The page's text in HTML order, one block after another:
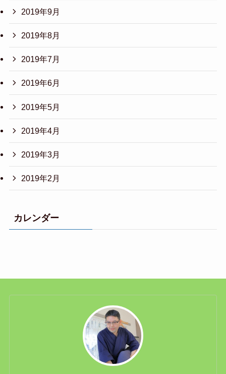
2019年9月
2019年8月
2019年7月
2019年6月
2019年5月
2019年4月
2019年3月
2019年2月
カレンダー